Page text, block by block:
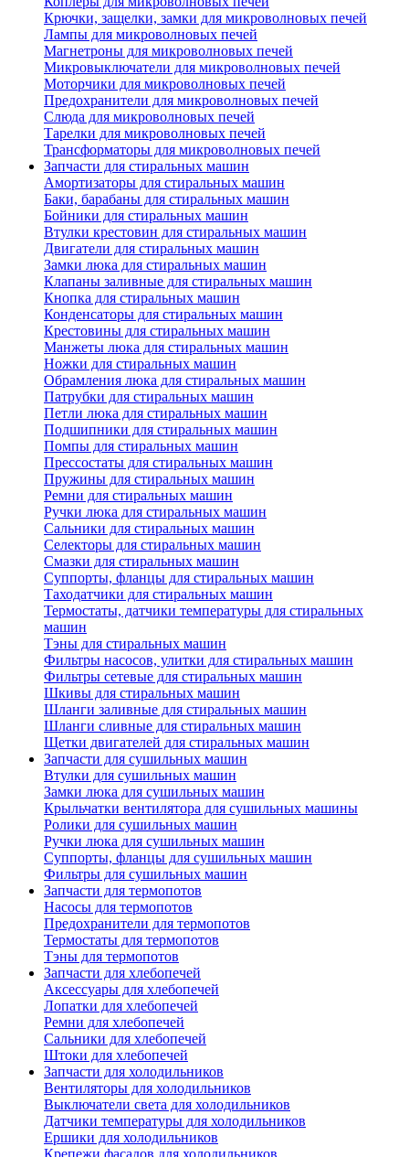
Крючки, защелки, замки для микроволновых печей
Лампы для микроволновых печей
Магнетроны для микроволновых печей
Микровыключатели для микроволновых печей
Моторчики для микроволновых печей
Предохранители для микроволновых печей
Слюда для микроволновых печей
Тарелки для микроволновых печей
Трансформаторы для микроволновых печей
Запчасти для стиральных машин
Амортизаторы для стиральных машин
Баки, барабаны для стиральных машин
Бойники для стиральных машин
Втулки крестовин для стиральных машин
Двигатели для стиральных машин
Замки люка для стиральных машин
Клапаны заливные для стиральных машин
Кнопка для стиральных машин
Конденсаторы для стиральных машин
Крестовины для стиральных машин
Манжеты люка для стиральных машин
Ножки для стиральных машин
Обрамления люка для стиральных машин
Патрубки для стиральных машин
Петли люка для стиральных машин
Подшипники для стиральных машин
Помпы для стиральных машин
Прессостаты для стиральных машин
Пружины для стиральных машин
Ремни для стиральных машин
Ручки люка для стиральных машин
Сальники для стиральных машин
Селекторы для стиральных машин
Смазки для стиральных машин
Суппорты, фланцы для стиральных машин
Таходатчики для стиральных машин
Термостаты, датчики температуры для стиральных
машин
Тэны для стиральных машин
Фильтры насосов, улитки для стиральных машин
Фильтры сетевые для стиральных машин
Шкивы для стиральных машин
Шланги заливные для стиральных машин
Шланги сливные для стиральных машин
Щетки двигателей для стиральных машин
Запчасти для сушильных машин
Втулки для сушильных машин
Замки люка для сушильных машин
Крыльчатки вентилятора для сушильных машины
Ролики для сушильных машин
Ручки люка для сушильных машин
Суппорты, фланцы для сушильных машин
Фильтры для сушильных машин
Запчасти для термопотов
Насосы для термопотов
Предохранители для термопотов
Термостаты для термопотов
Тэны для термопотов
Запчасти для хлебопечей
Аксессуары для хлебопечей
Лопатки для хлебопечей
Ремни для хлебопечей
Сальники для хлебопечей
Штоки для хлебопечей
Запчасти для холодильников
Вентиляторы для холодильников
Выключатели света для холодильников
Датчики температуры для холодильников
Ершики для холодильников
Крепежи фасадов для холодильников